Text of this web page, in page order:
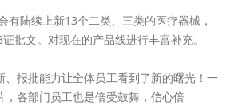
有陆续上新13个二类、三类的医疗器械，
批文。对现在的产品线进行丰富补充。
、报批能力让全体员工看到了新的曙光！一
，各部门员工也是倍受鼓舞，信心倍